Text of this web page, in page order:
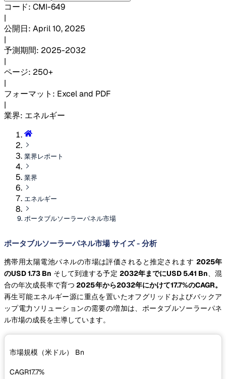
コード: CMI-649
|
公開日: April 10, 2025
|
予測期間: 2025-2032
|
ページ: 250+
|
フォーマット : Excel and PDF
|
業界: エネルギー
業界レポート
業界
エネルギー
ポータブルソーラーパネル市場
ポータブルソーラーパネル市場 サイズ - 分析
携帯用太陽電池パネルの市場は評価されると推定されます 2025年
のUSD 1.73 Bn そして到達する予定 2032年までにUSD 5.41 Bn、混
合の年次成長率で育つ 2025年から2032年にかけて17.7%のCAGR。
再生可能エネルギー源に重点を置いたオフグリッドおよびバックア
ップ電力ソリューションの需要の増加は、ポータブルソーラーパネ
ル市場の成長を主導しています。
市場規模（米ドル） Bn
CAGR17.7%